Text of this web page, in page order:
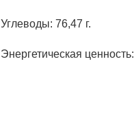
Углеводы: 76,47 г.
Энергетическая